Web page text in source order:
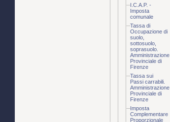
I.C.A.P. -
Imposta
comunale
Tassa di
Occupazione di
suolo,
sottosuolo,
soprasuolo.
Amministrazione
Provinciale di
Firenze
Tassa sui
Passi carrabili.
Amministrazione
Provinciale di
Firenze
Imposta
Complementare
Proporzionale